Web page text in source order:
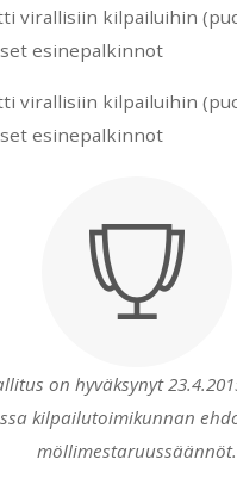
virallisiin kilpailuihin
esinepalkinnot
virallisiin kilpailuihin
esinepalkinnot
on hyväksynyt
kilpailutoimikunnan
möllimestaruussäännöt.